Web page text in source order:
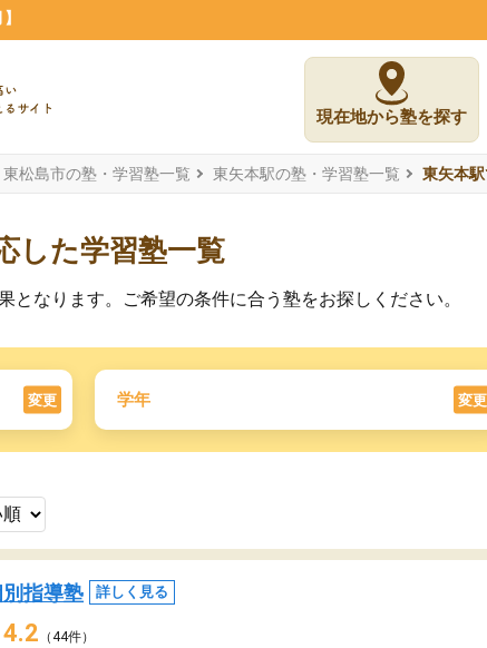
現在地から塾を探す
東松島市の塾・学習塾一覧 東矢本駅の塾・学習塾一覧 東矢本
した学習塾一覧
なります。ご希望の条件に合う塾をお探しください。
変更 学年 変更
別指導塾 詳しく見る
4.2 （44件）